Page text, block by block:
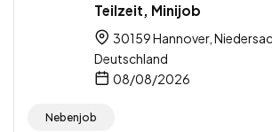
Teilzeit, Minijob
30159 Hannover,
Deutschland
08/08/2026
Nebenjob